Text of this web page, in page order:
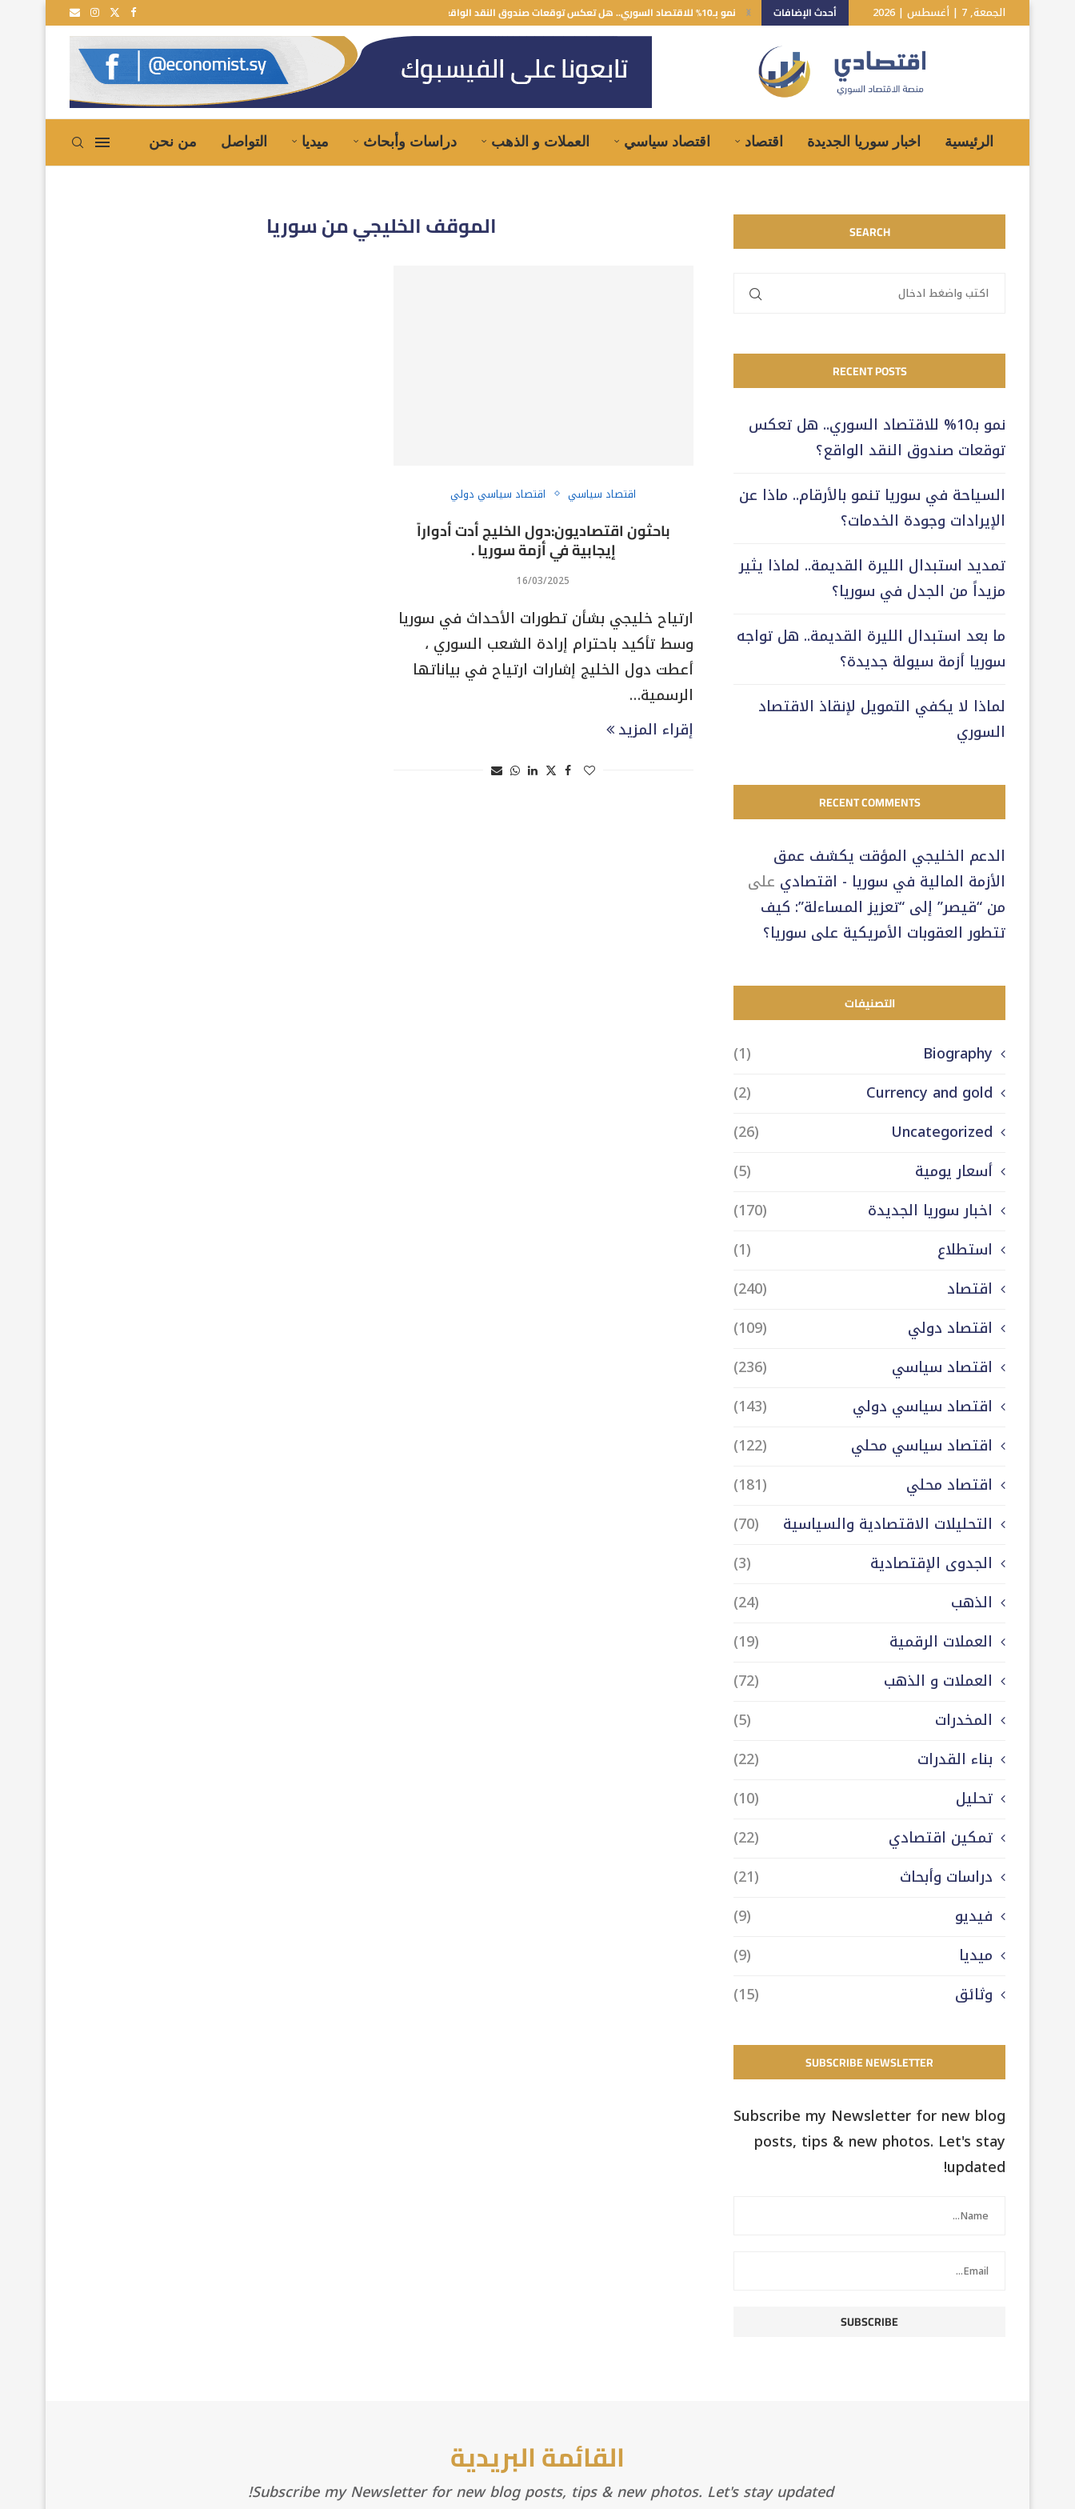
الجمعة, 7 | أغسطس | 2026 أحدث الإضافات نمو بـ10% للاقتصاد السوري.. هل تعكس توقعات صندوق النقد الواقع؟
الرئيسية اخبار سوريا الجديدة اقتصاد اقتصاد سياسي العملات و الذهب دراسات وأبحاث ميديا التواصل من نحن
الموقف الخليجي من سوريا
اقتصاد سياسي اقتصاد سياسي دولي
باحثون اقتصاديون:دول الخليج أدت أدواراً
إيجابية في أزمة سوريا .
16/03/2025
ارتياح خليجي بشأن تطورات الأحداث في سوريا
وسط تأكيد باحترام إرادة الشعب السوري ،
أعطت دول الخليج إشارات ارتياح في بياناتها
الرسمية…
إقراء المزيد
SEARCH
RECENT POSTS
نمو بـ10% للاقتصاد السوري.. هل تعكس
توقعات صندوق النقد الواقع؟
السياحة في سوريا تنمو بالأرقام.. ماذا عن
الإيرادات وجودة الخدمات؟
تمديد استبدال الليرة القديمة.. لماذا يثير
مزيداً من الجدل في سوريا؟
ما بعد استبدال الليرة القديمة.. هل تواجه
سوريا أزمة سيولة جديدة؟
لماذا لا يكفي التمويل لإنقاذ الاقتصاد
السوري
RECENT COMMENTS
الدعم الخليجي المؤقت يكشف عمق
الأزمة المالية في سوريا - اقتصادي على
من “قيصر” إلى “تعزيز المساءلة”: كيف
تتطور العقوبات الأمريكية على سوريا؟
التصنيفات
Biography
(1)
Currency and gold
(2)
Uncategorized
(26)
أسعار يومية
(5)
اخبار سوريا الجديدة
(170)
استطلاع
(1)
اقتصاد
(240)
اقتصاد دولي
(109)
اقتصاد سياسي
(236)
اقتصاد سياسي دولي
(143)
اقتصاد سياسي محلي
(122)
اقتصاد محلي
(181)
التحليلات الاقتصادية والسياسية
(70)
الجدوى الإقتصادية
(3)
الذهب
(24)
العملات الرقمية
(19)
العملات و الذهب
(72)
المخدرات
(5)
بناء القدرات
(22)
تحليل
(10)
تمكين اقتصادي
(22)
دراسات وأبحاث
(21)
فيديو
(9)
ميديا
(9)
وثائق
(15)
SUBSCRIBE NEWSLETTER
Subscribe my Newsletter for new blog
posts, tips & new photos. Let's stay
updated!
القائمة البريدية
Subscribe my Newsletter for new blog posts, tips & new photos. Let's stay updated!